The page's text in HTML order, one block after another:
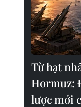
Từ hạt
Hormuz:
lược mới